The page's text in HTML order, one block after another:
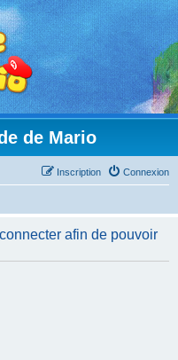
de Mario
Connexion
Inscription
afin de pouvoir